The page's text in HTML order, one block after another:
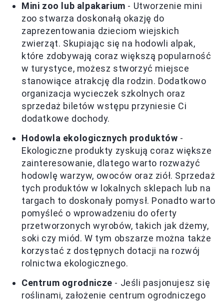
Mini zoo lub alpakarium - Utworzenie mini
zoo stwarza doskonałą okazję do
zaprezentowania dzieciom wiejskich
zwierząt. Skupiając się na hodowli alpak,
które zdobywają coraz większą popularność
w turystyce, możesz stworzyć miejsce
stanowiące atrakcję dla rodzin. Dodatkowo
organizacja wycieczek szkolnych oraz
sprzedaż biletów wstępu przyniesie Ci
dodatkowe dochody.
Hodowla ekologicznych produktów -
Ekologiczne produkty zyskują coraz większe
zainteresowanie, dlatego warto rozważyć
hodowlę warzyw, owoców oraz ziół. Sprzedaż
tych produktów w lokalnych sklepach lub na
targach to doskonały pomysł. Ponadto warto
pomyśleć o wprowadzeniu do oferty
przetworzonych wyrobów, takich jak dżemy,
soki czy miód. W tym obszarze można także
korzystać z dostępnych dotacji na rozwój
rolnictwa ekologicznego.
Centrum ogrodnicze - Jeśli pasjonujesz się
roślinami, założenie centrum ogrodniczego